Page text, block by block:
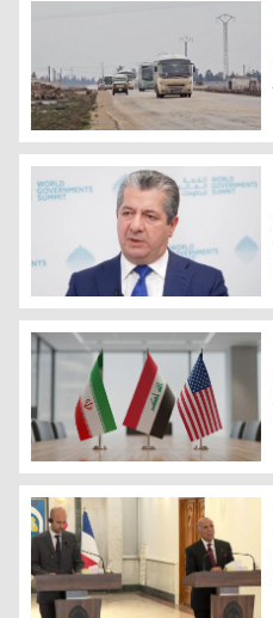
Karwanekê din ê
Mesrûr Barzanî: PDK
Iraq pêşwaziya